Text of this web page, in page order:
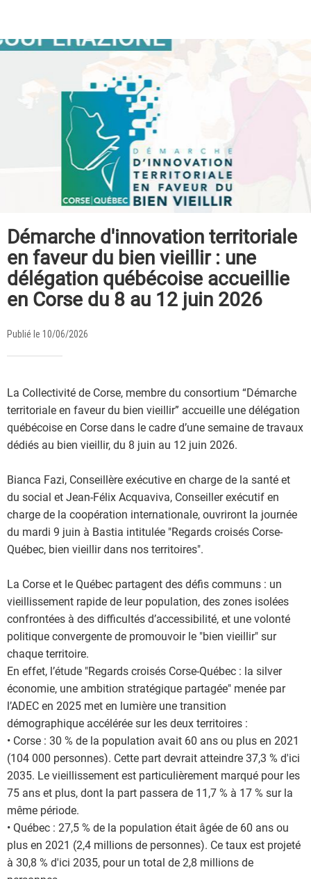
Démarche d'innovation territoriale
en faveur du bien vieillir : une
délégation québécoise accueillie
en Corse du 8 au 12 juin 2026
Publié le 10/06/2026
La Collectivité de Corse, membre du consortium “Démarche
territoriale en faveur du bien vieillir” accueille une délégation
québécoise en Corse dans le cadre d’une semaine de travaux
dédiés au bien vieillir, du 8 juin au 12 juin 2026.
Bianca Fazi, Conseillère exécutive en charge de la santé et
du social et Jean-Félix Acquaviva, Conseiller exécutif en
charge de la coopération internationale, ouvriront la journée
du mardi 9 juin à Bastia intitulée "Regards croisés Corse-
Québec, bien vieillir dans nos territoires".
La Corse et le Québec partagent des défis communs : un
vieillissement rapide de leur population, des zones isolées
confrontées à des difficultés d’accessibilité, et une volonté
politique convergente de promouvoir le "bien vieillir" sur
chaque territoire.
En effet, l’étude "Regards croisés Corse-Québec : la silver
économie, une ambition stratégique partagée" menée par
l’ADEC en 2025 met en lumière une transition
démographique accélérée sur les deux territoires :
• Corse : 30 % de la population avait 60 ans ou plus en 2021
(104 000 personnes). Cette part devrait atteindre 37,3 % d'ici
2035. Le vieillissement est particulièrement marqué pour les
75 ans et plus, dont la part passera de 11,7 % à 17 % sur la
même période.
• Québec : 27,5 % de la population était âgée de 60 ans ou
plus en 2021 (2,4 millions de personnes). Ce taux est projeté
à 30,8 % d'ici 2035, pour un total de 2,8 millions de